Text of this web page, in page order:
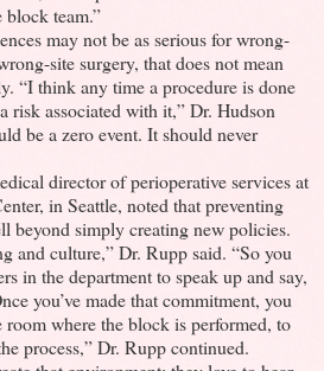
block team.”
may not be as serious for wrong-
site surgery, that does not mean
“I think any time a procedure is done
risk associated with it,” Dr. Hudson
be a zero event. It should never
director of perioperative services at
in Seattle, noted that preventing
beyond simply creating new policies.
and culture,” Dr. Rupp said. “So you
in the department to speak up and say,
you’ve made that commitment, you
where the block is performed, to
process,” Dr. Rupp continued.